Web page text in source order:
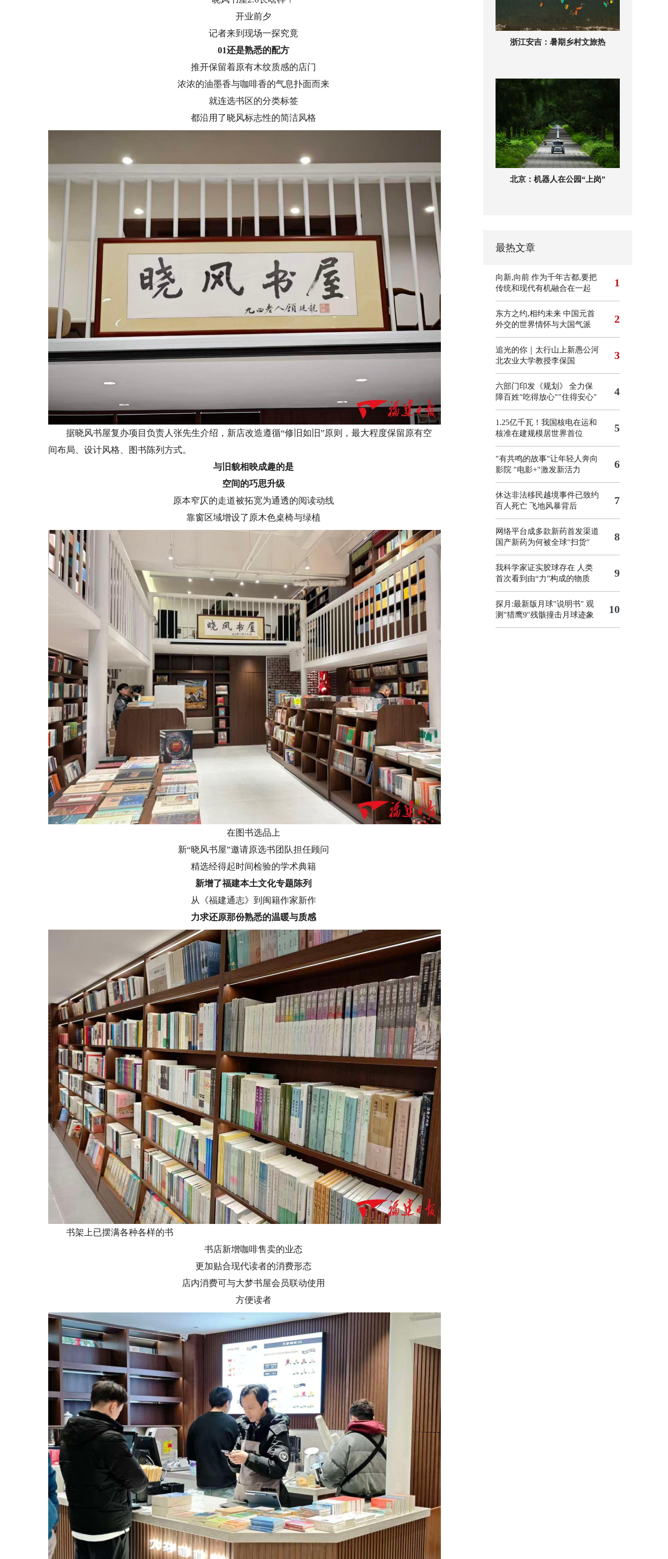
开业前夕
记者来到现场一探究竟
01还是熟悉的配方
推开保留着原有木纹质感的店门
浓浓的油墨香与咖啡香的气息扑面而来
就连选书区的分类标签
都沿用了晓风标志性的简洁风格
据晓风书屋复办项目负责人张先生介绍，新店改造遵循“修旧如旧”原则，最大程度保留原有空
间布局、设计风格、图书陈列方式。
与旧貌相映成趣的是
空间的巧思升级
原本窄仄的走道被拓宽为通透的阅读动线
靠窗区域增设了原木色桌椅与绿植
在图书选品上
新“晓风书屋”邀请原选书团队担任顾问
精选经得起时间检验的学术典籍
新增了福建本土文化专题陈列
从《福建通志》到闽籍作家新作
力求还原那份熟悉的温暖与质感
书架上已摆满各种各样的书
书店新增咖啡售卖的业态
更加贴合现代读者的消费形态
店内消费可与大梦书屋会员联动使用
方便读者
浙江安吉：暑期乡村文旅热
北京：机器人在公园“上岗”
最热文章
向新,向前 作为千年古都,要把
传统和现代有机融合在一起
1
东方之约,相约未来 中国元首
外交的世界情怀与大国气派
2
追光的你｜太行山上新愚公河
北农业大学教授李保国
3
六部门印发《规划》 全力保
障百姓"吃得放心""住得安心"
4
1.25亿千瓦！我国核电在运和
核准在建规模居世界首位
5
"有共鸣的故事"让年轻人奔向
影院 "电影+"激发新活力 6
休达非法移民越境事件已致约
百人死亡 飞地风暴背后 7
网络平台成多款新药首发渠道
国产新药为何被全球"扫货"
8
我科学家证实胶球存在 人类
首次看到由“力”构成的物质
9
探月:最新版月球"说明书" 观
测"猎鹰9"残骸撞击月球迹象
10